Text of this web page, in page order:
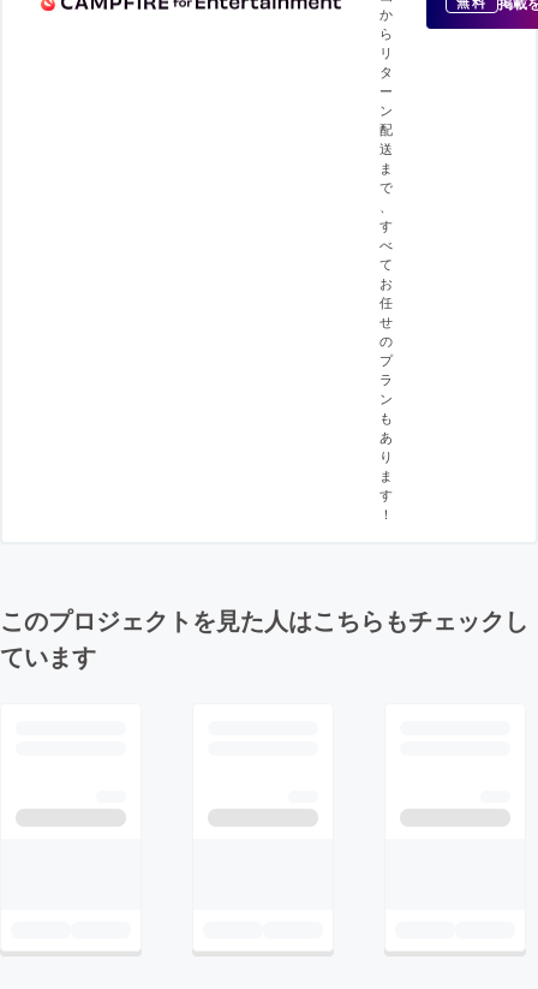
か
ら
リ
タ
ー
ン
配
送
ま
で
す
べ
て
お
任
せ
の
プ
ラ
ン
も
あ
り
ま
す
！
このプロジェクトを見た人はこちらもチェックし
ています